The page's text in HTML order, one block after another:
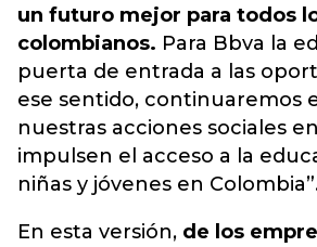
un futuro mejor para todos
colombianos. Para Bbva la
puerta de entrada a las
ese sentido, continuaremos
nuestras acciones sociales
impulsen el acceso a la
niñas y jóvenes en
En esta versión, de los